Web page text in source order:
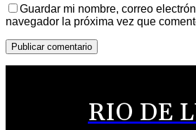
Guardar mi nombre, correo
navegador la próxima vez que
RIO DE